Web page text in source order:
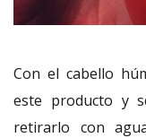
Con el cabello
este producto y
retirarlo con